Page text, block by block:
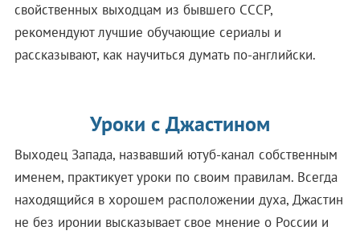
свойственных выходцам из бывшего СССР,
рекомендуют лучшие обучающие сериалы и
рассказывают, как научиться думать по-английски.
Уроки с Джастином
Выходец Запада, назвавший ютуб-канал собственным
именем, практикует уроки по своим правилам. Всегда
находящийся в хорошем расположении духа, Джастин
не без иронии высказывает свое мнение о России и